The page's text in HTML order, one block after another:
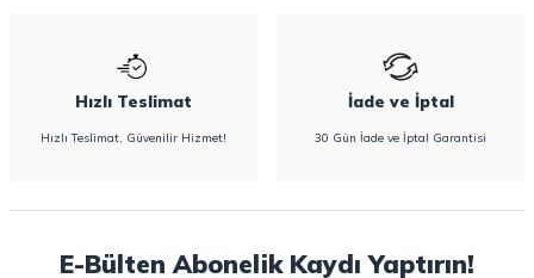
Hızlı Teslimat
Hızlı Teslimat, Güvenilir Hizmet!
İade ve İptal
30 Gün İade ve İptal Garantisi
E-Bülten Abonelik Kaydı Yaptırın!